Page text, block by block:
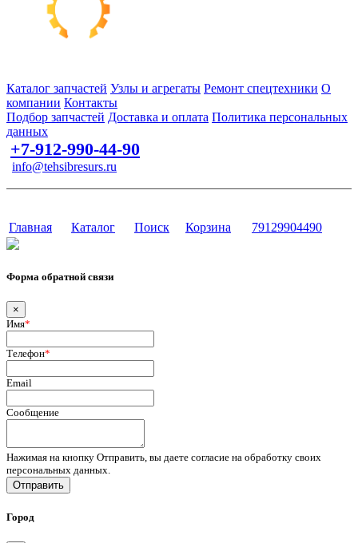
Каталог запчастей Узлы и агрегаты Ремонт спецтехники О
компании Контакты
Подбор запчастей Доставка и оплата Политика персональных
данных
+7-912-990-44-90
info@tehsibresurs.ru
Главная Каталог Поиск Корзина 79129904490
Форма обратной связи
×
Имя*
Телефон*
Email
Сообщение
Нажимая на кнопку Отправить, вы даете согласие на обработку своих
персональных данных.
Отправить
Город